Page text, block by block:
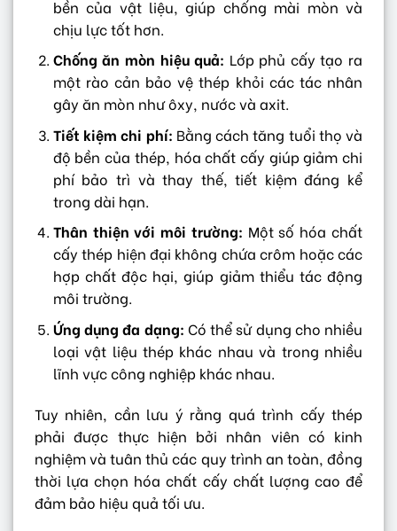
bền của vật liệu, giúp chống mài mòn và
chịu lực tốt hơn.
Chống ăn mòn hiệu quả: Lớp phủ cấy tạo ra
một rào cản bảo vệ thép khỏi các tác nhân
gây ăn mòn như ôxy, nước và axit.
Tiết kiệm chi phí: Bằng cách tăng tuổi thọ và
độ bền của thép, hóa chất cấy giúp giảm chi
phí bảo trì và thay thế, tiết kiệm đáng kể
trong dài hạn.
Thân thiện với môi trường: Một số hóa chất
cấy thép hiện đại không chứa crôm hoặc các
hợp chất độc hại, giúp giảm thiểu tác động
môi trường.
Ứng dụng đa dạng: Có thể sử dụng cho nhiều
loại vật liệu thép khác nhau và trong nhiều
lĩnh vực công nghiệp khác nhau.
Tuy nhiên, cần lưu ý rằng quá trình cấy thép
phải được thực hiện bởi nhân viên có kinh
nghiệm và tuân thủ các quy trình an toàn, đồng
thời lựa chọn hóa chất cấy chất lượng cao để
đảm bảo hiệu quả tối ưu.